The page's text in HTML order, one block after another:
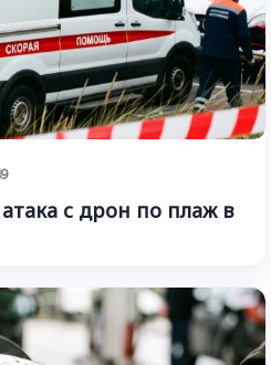
с дрон по плаж в